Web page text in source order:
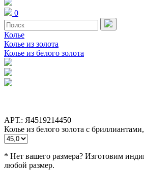
0
Колье
Колье из золота
Колье из белого золота
АРТ.: Я4519214450
Колье из белого золота с
* Нет вашего размера? Изготовим
любой размер.